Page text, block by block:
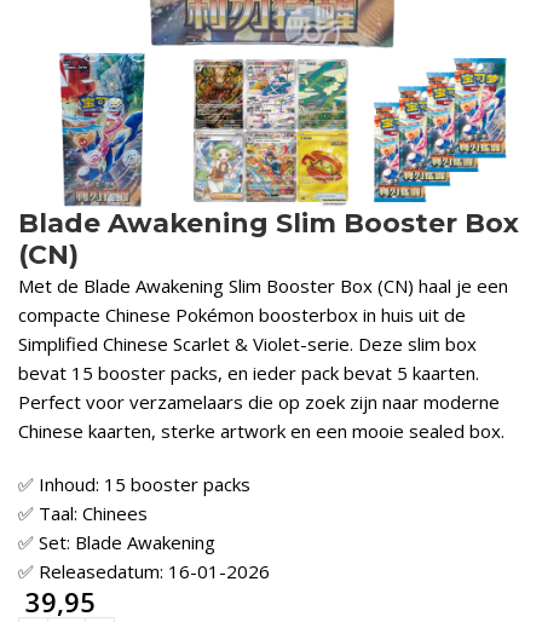
Blade Awakening Slim Booster Box
(CN)
Met de Blade Awakening Slim Booster Box (CN) haal je een
compacte Chinese Pokémon boosterbox in huis uit de
Simplified Chinese Scarlet & Violet-serie. Deze slim box
bevat 15 booster packs, en ieder pack bevat 5 kaarten.
Perfect voor verzamelaars die op zoek zijn naar moderne
Chinese kaarten, sterke artwork en een mooie sealed box.
✅ Inhoud: 15 booster packs
✅ Taal: Chinees
✅ Set: Blade Awakening
✅ Releasedatum: 16-01-2026
39,95